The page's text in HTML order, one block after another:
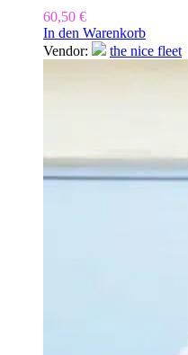
60,50 €
In den Warenkorb
Vendor:
the nice fleet